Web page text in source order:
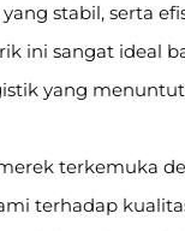
stabil, serta
ini sangat ideal
yang
terkemuka
terhadap